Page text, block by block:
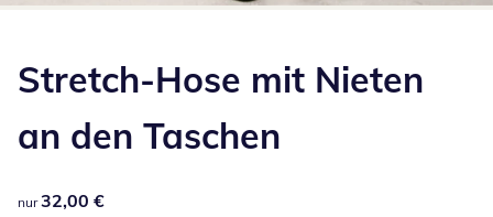
Stretch-Hose mit Nieten
an den Taschen
32,00 €
nur 32,00 €